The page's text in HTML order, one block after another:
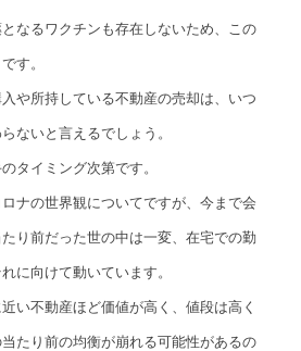
なるワクチンも存在しないため、この
す。
や所持している不動産の売却は、いつ
ないと言えるでしょう。
タイミング次第です。
ナの世界観についてですが、今まで会
り前だった世の中は一変、在宅での勤
に向けて動いています。
い不動産ほど価値が高く、値段は高く
たり前の均衡が崩れる可能性があるの